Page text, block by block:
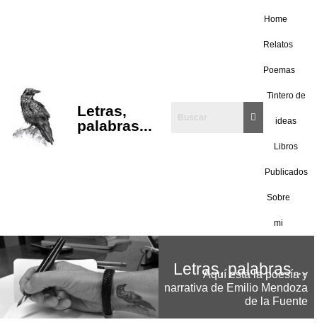
Letras,
palabras...
Home
Relatos
Poemas
Tintero de
ideas
Libros
Publicados
Sobre
mi
Letras, palabras…
Aquí está la poesía y
narrativa de Emilio Mendoza
de la Fuente